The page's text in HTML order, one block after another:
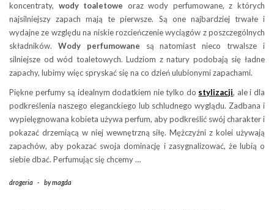
koncentraty, wody toaletowe oraz wody perfumowane, z których
najsilniejszy zapach mają te pierwsze. Są one najbardziej trwałe i
wydajne ze względu na niskie rozcieńczenie wyciągów z poszczególnych
składników. Wody perfumowane są natomiast nieco trwalsze i
silniejsze od wód toaletowych. Ludziom z natury podobają się ładne
zapachy, lubimy więc spryskać się na co dzień ulubionymi zapachami.
Piękne perfumy są idealnym dodatkiem nie tylko do stylizacji, ale i dla
podkreślenia naszego eleganckiego lub schludnego wyglądu. Zadbana i
wypielęgnowana kobieta używa perfum, aby podkreślić swój charakter i
pokazać drzemiącą w niej wewnętrzną siłę. Mężczyźni z kolei używają
zapachów, aby pokazać swoja dominację i zasygnalizować, że lubią o
siebie dbać. Perfumując się chcemy …
drogeria - bymagda